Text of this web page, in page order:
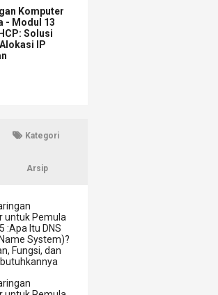
Komputer
- Modul 13
Solusi
IP
Kategori
Arsip
untuk Pemula
:Apa Itu DNS
System)?
Fungsi, dan